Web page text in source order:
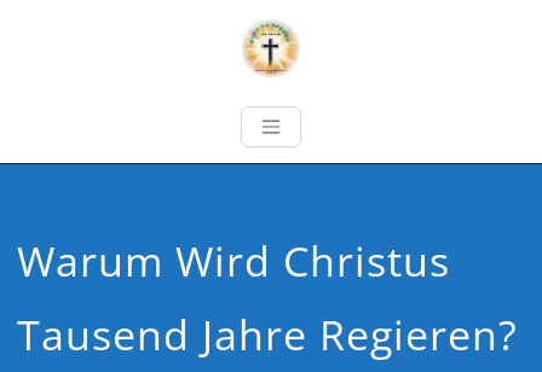
Warum Wird Christus
Tausend Jahre Regieren?